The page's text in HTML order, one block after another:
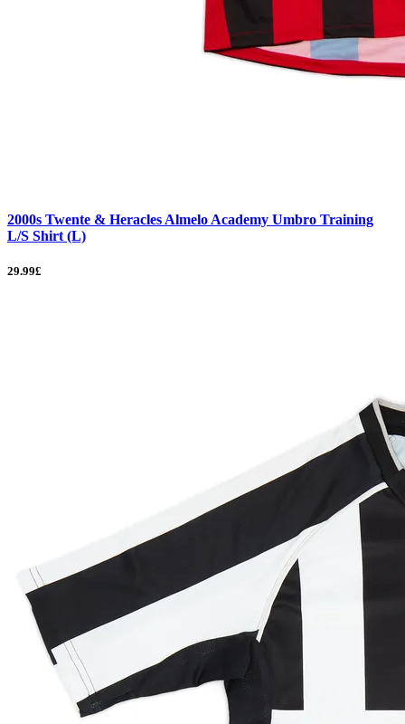
2000s Twente & Heracles Almelo Academy Umbro Training
L/S Shirt (L)
29.99£